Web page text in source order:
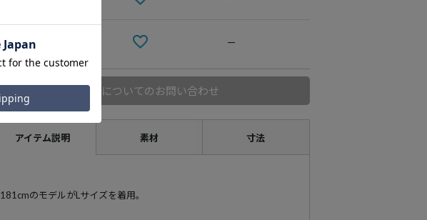
—
商品についてのお問い合わせ
アイテム説明 素材 寸法
181cmのモデルがLサイズを着用。